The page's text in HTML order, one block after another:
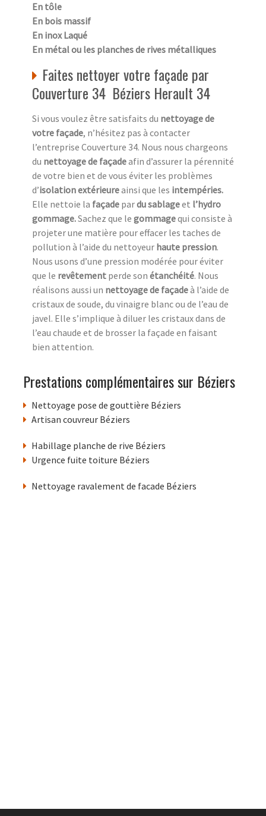
En tôle
En bois massif
En inox Laqué
En métal ou les planches de rives métalliques
Faites nettoyer votre façade par
Couverture 34 Béziers Herault 34
Si vous voulez être satisfaits du nettoyage de
votre façade, n’hésitez pas à contacter
l’entreprise Couverture 34. Nous nous chargeons
du nettoyage de façadeafin d’assurer la pérennité
de votre bien et de vous éviter les problèmes
d’isolation extérieureainsi que les intempéries.
Elle nettoie la façade pardu sablageet l’hydro
gommage.Sachez que le gommagequi consiste à
projeter une matière pour effacer les taches de
pollution à l’aide du nettoyeur haute pression.
Nous usons d’une pression modérée pour éviter
que le revêtement perde son étanchéité. Nous
réalisons aussi un nettoyage de façadeà l’aide de
cristaux de soude, du vinaigre blanc ou de l’eau de
javel. Elle s’implique à diluer les cristaux dans de
l’eau chaude et de brosser la façade en faisant
bien attention.
Prestations complémentaires sur Béziers
Nettoyage pose de gouttière Béziers
Artisan couvreur Béziers
Habillage planche de rive Béziers
Urgence fuite toiture Béziers
Nettoyage ravalement de facade Béziers